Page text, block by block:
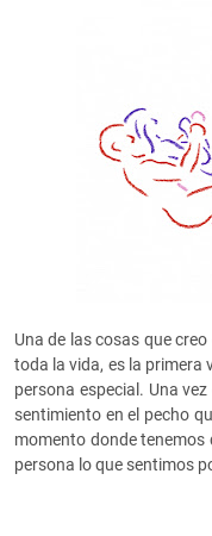
Una de las cosas que
toda la vida, es la primera
persona especial. Una
sentimiento en el pecho
momento donde tenemos
persona lo que sentimos